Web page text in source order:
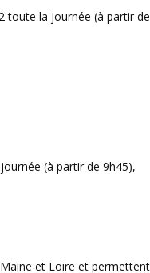
toute la journée (à partir de
(à partir de 9h45),